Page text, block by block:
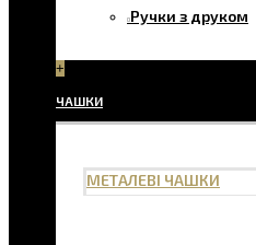
Ручки з друком
+
ЧАШКИ
МЕТАЛЕВІ ЧАШКИ